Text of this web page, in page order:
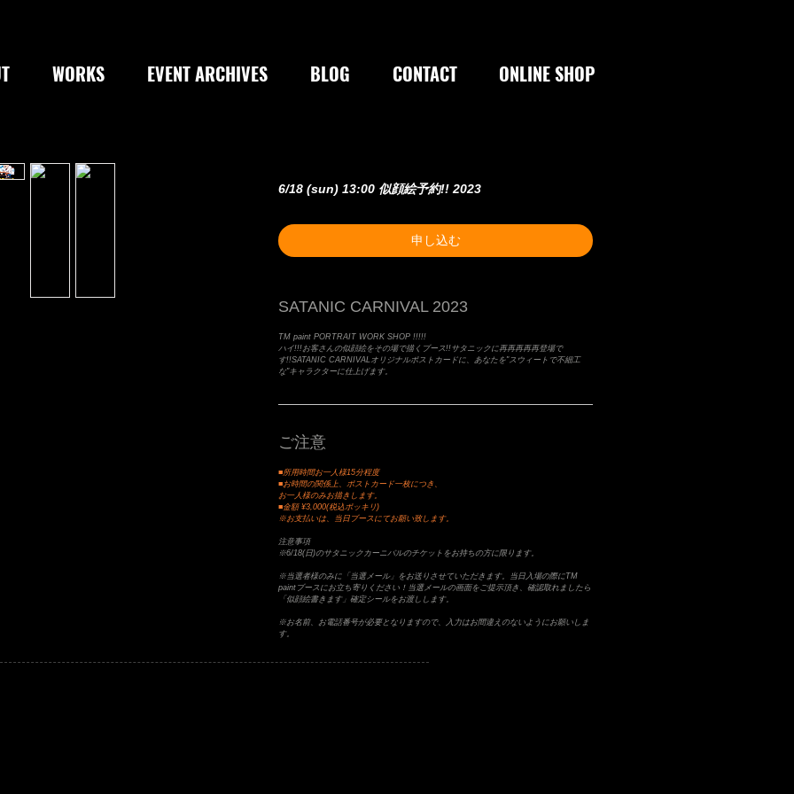
WORKS EVENT ARCHIVES BLOG CONTACT ONLINE SHOP
6/18 (sun) 13:00 似顔絵予約!! 2023
申し込む
SATANIC CARNIVAL 2023
TM paint PORTRAIT WORK SHOP !!!!!
ハイ!!!お客さんの似顔絵をその場で描くブース!!サタニックに再再再再再登場で
す!!SATANIC CARNIVALオリジナルポストカードに、あなたを"スウィートで不細工
な"キャラクターに仕上げます。
ご注意
■所用時間お一人様15分程度
■お時間の関係上、ポストカード一枚につき、
お一人様のみお描きします。
■金額 ¥3,000(税込ポッキリ)
※お支払いは、当日ブースにてお願い致します。
注意事項
※6/18(日)のサタニックカーニバルのチケットをお持ちの方に限ります。
※当選者様のみに「当選メール」をお送りさせていただきます。当日入場の際にTM
paintブースにお立ち寄りください！当選メールの画面をご提示頂き、確認取れましたら
「似顔絵書きます」確定シールをお渡しします。
※お名前、お電話番号が必要となりますので、入力はお間違えのないようにお願いしま
す。